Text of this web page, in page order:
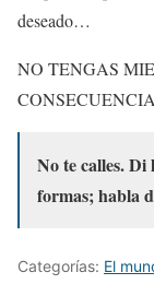
deseado…
NO TENGAS
No te calles. Di
formas; habla
Categorías: El